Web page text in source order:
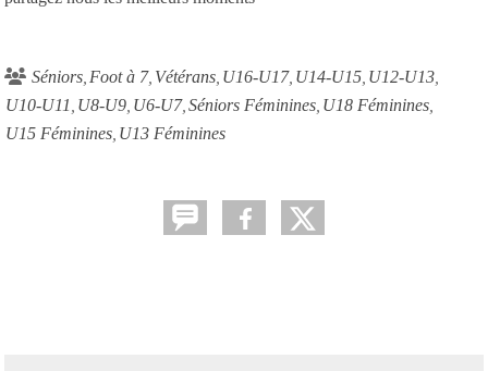
Séniors Foot à 7 Vétérans U16-U17 U14-U15 U12-U13
U10-U11 U8-U9 U6-U7 Séniors Féminines U18 Féminines
U15 Féminines U13 Féminines